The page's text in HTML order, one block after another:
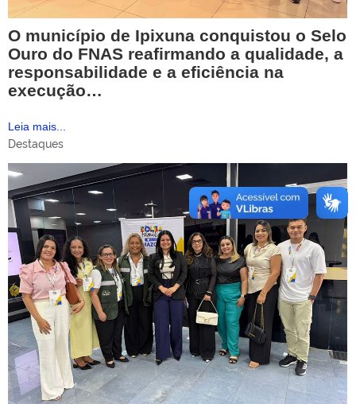
O município de Ipixuna conquistou o Selo
Ouro do FNAS reafirmando a qualidade, a
responsabilidade e a eficiência na
execução…
Leia mais...
Destaques